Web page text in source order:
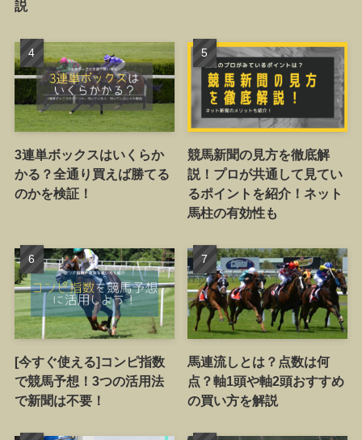
説
3連単ボックスはいくらか
かる？全通り買えば勝てる
のかを検証！
競馬新聞の見方を徹底解
説！プロが共通して見てい
るポイントを紹介！ネット
馬柱の有効性も
[今すぐ使える]コンピ指数
で競馬予想！3つの活用法
で新聞は不要！
馬連流しとは？点数は何
点？軸1頭や軸2頭おすすめ
の買い方を解説